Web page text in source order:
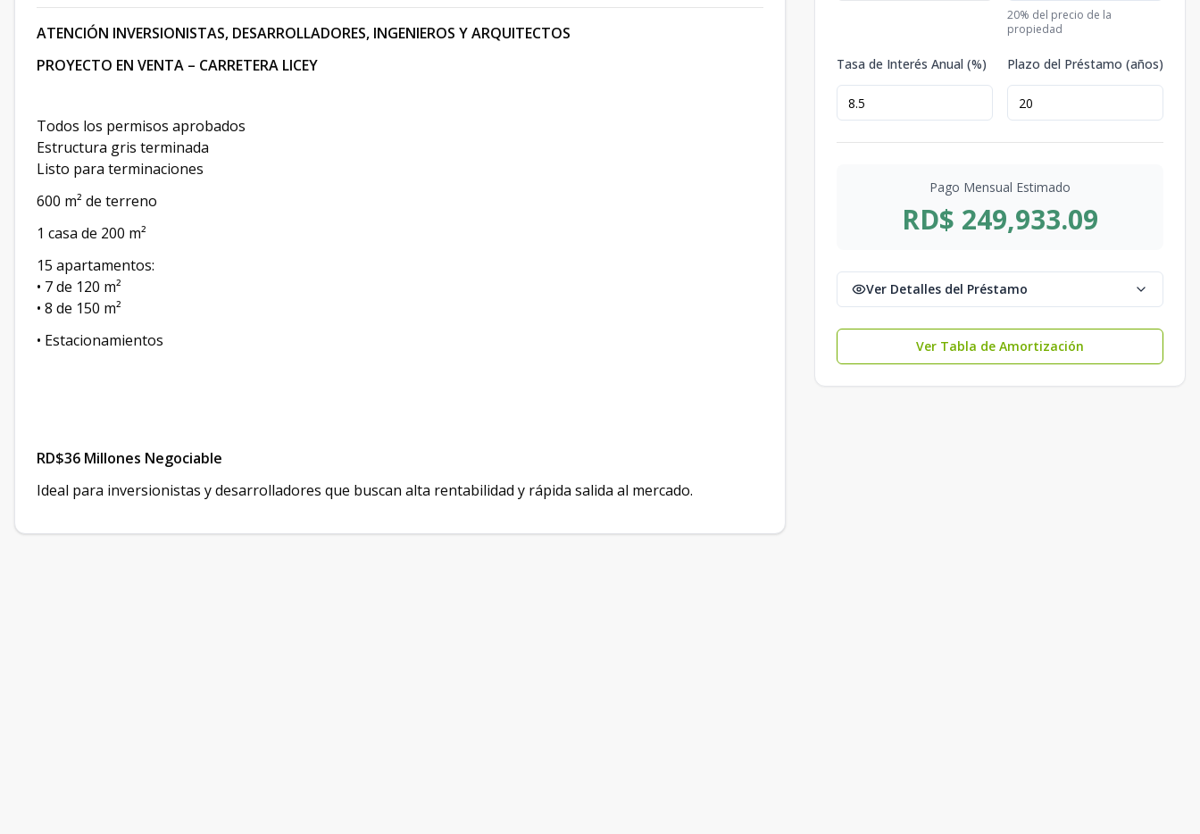
ATENCIÓN INVERSIONISTAS, DESARROLLADORES, INGENIEROS Y ARQUITECTOS
PROYECTO EN VENTA – CARRETERA LICEY
Todos los permisos aprobados
Estructura gris terminada
Listo para terminaciones
600 m² de terreno
1 casa de 200 m²
15 apartamentos:
• 7 de 120 m²
• 8 de 150 m²
• Estacionamientos
RD$36 Millones Negociable
Ideal para inversionistas y desarrolladores que buscan alta rentabilidad y rápida salida al mercado.
20% del precio de la
propiedad
Tasa de Interés Anual (%) Plazo del Préstamo (años)
Pago Mensual Estimado
RD$ 249,933.09
Ver Detalles del Préstamo
Ver Tabla de Amortización